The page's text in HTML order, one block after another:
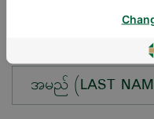
အမည် (FIRST
အမည် (LAST